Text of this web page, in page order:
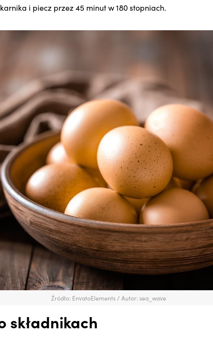
i piecz przez 45 minut w 180 stopniach.
Źródło: EnvatoElements / Autor: sea_wave
składnikach